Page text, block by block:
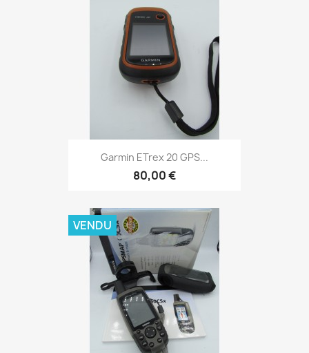
Aperçu rapide
Garmin ETrex 20 GPS...
80,00 €
VENDU